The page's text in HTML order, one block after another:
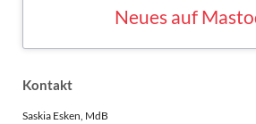
Kontakt
Saskia Esken, MdB